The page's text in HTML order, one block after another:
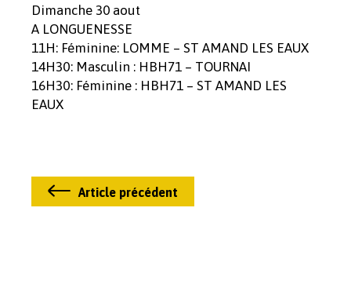
Dimanche 30 aout
A LONGUENESSE
11H: Féminine: LOMME – ST AMAND LES EAUX
14H30: Masculin : HBH71 – TOURNAI
16H30: Féminine : HBH71 – ST AMAND LES
EAUX
Article précédent